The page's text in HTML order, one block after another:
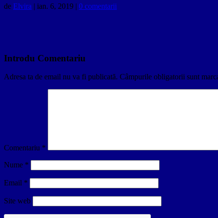
de Elvira | ian. 6, 2019 | 0 comentarii
Introdu Comentariu
Adresa ta de email nu va fi publicată. Câmpurile obligatorii sunt
Comentariu *
Nume *
Email *
Site web